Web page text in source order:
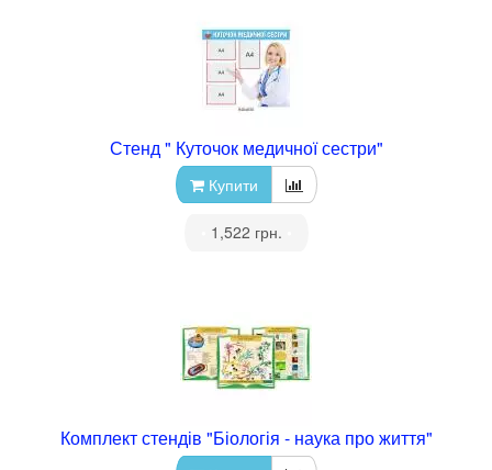
Стенд " Куточок медичної сестри"
Купити
1,522 грн.
Комплект стендів "Біологія - наука про життя"